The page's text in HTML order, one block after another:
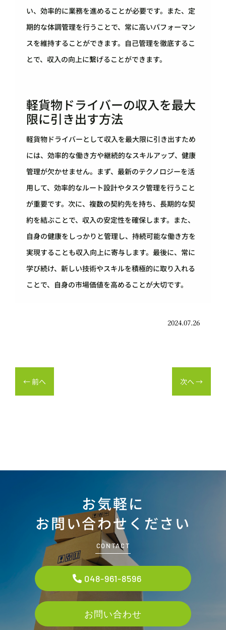
い、効率的に業務を進めることが必要です。また、定
期的な体調管理を行うことで、常に高いパフォーマン
スを維持することができます。自己管理を徹底するこ
とで、収入の向上に繋げることができます。
軽貨物ドライバーの収入を最大
限に引き出す方法
軽貨物ドライバーとして収入を最大限に引き出すため
には、効率的な働き方や継続的なスキルアップ、健康
管理が欠かせません。まず、最新のテクノロジーを活
用して、効率的なルート設計やタスク管理を行うこと
が重要です。次に、複数の契約先を持ち、長期的な契
約を結ぶことで、収入の安定性を確保します。また、
自身の健康をしっかりと管理し、持続可能な働き方を
実現することも収入向上に寄与します。最後に、常に
学び続け、新しい技術やスキルを積極的に取り入れる
ことで、自身の市場価値を高めることが大切です。
2024.07.26
←前へ 次へ →
お気軽に
お問い合わせください
CONTACT
048-961-8596
お問い合わせ